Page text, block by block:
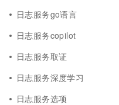
日志服务go语言
日志服务copilot
日志服务取证
日志服务深度学习
日志服务选项